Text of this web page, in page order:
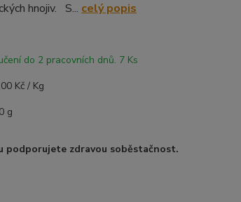
hnojiv. S... celý popis
do 2 pracovních dnů. 7 Ks
Kč / Kg
g
zdravou soběstačnost.